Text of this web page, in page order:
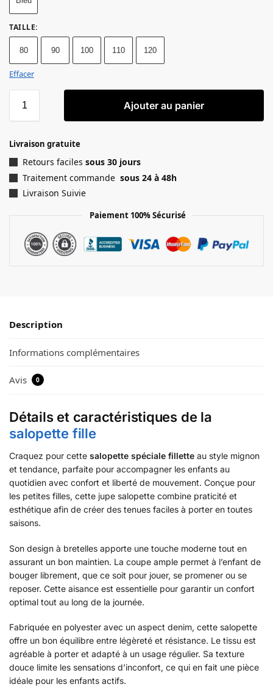
TAILLE:
80 90 100 110 120
Effacer
Ajouter au panier
Livraison gratuite
Retours faciles sous 30 jours
Traitement commande sous 24 à 48h
Livraison Suivie
Paiement 100% Sécurisé
Description
Informations complémentaires
Avis 0
Détails et caractéristiques de la
salopette fille
Craquez pour cette salopette spéciale fillette au style mignon
et tendance, parfaite pour accompagner les enfants au
quotidien avec confort et liberté de mouvement. Conçue pour
les petites filles, cette jupe salopette combine praticité et
esthétique afin de créer des tenues faciles à porter en toutes
saisons.
Son design à bretelles apporte une touche moderne tout en
assurant un bon maintien. La coupe ample permet à l’enfant de
bouger librement, que ce soit pour jouer, se promener ou se
reposer. Cette aisance est essentielle pour garantir un confort
optimal tout au long de la journée.
Fabriquée en polyester avec un aspect denim, cette salopette
offre un bon équilibre entre légèreté et résistance. Le tissu est
agréable à porter et adapté à un usage régulier. Sa texture
douce limite les sensations d’inconfort, ce qui en fait une pièce
idéale pour les enfants actifs.